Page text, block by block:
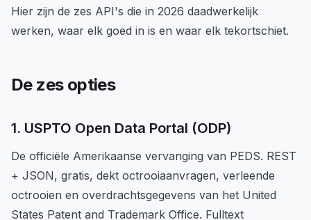
Hier zijn de zes API's die in 2026 daadwerkelijk
werken, waar elk goed in is en waar elk tekortschiet.
De zes opties
1. USPTO Open Data Portal (ODP)
De officiële Amerikaanse vervanging van PEDS. REST
+ JSON, gratis, dekt octrooiaanvragen, verleende
octrooien en overdrachtsgegevens van het United
States Patent and Trademark Office. Fulltext